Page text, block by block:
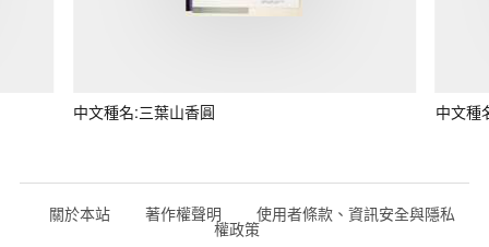
中文種名:三葉山香圓 中文種
關於本站 著作權聲明 使用者條款、資訊安全與隱私
權政策